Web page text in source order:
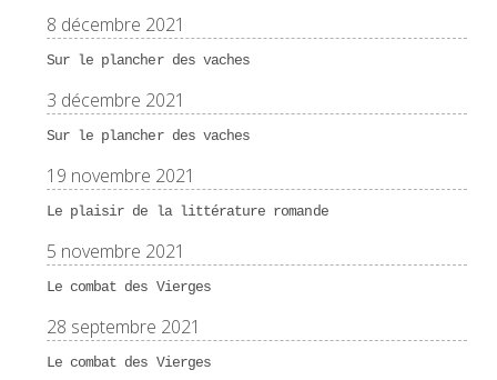
8 décembre 2021
Sur le plancher des vaches
3 décembre 2021
Sur le plancher des vaches
19 novembre 2021
Le plaisir de la littérature romande
5 novembre 2021
Le combat des Vierges
28 septembre 2021
Le combat des Vierges